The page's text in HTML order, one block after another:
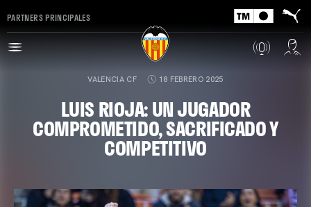
PARTNERS PRINCIPALES
VALENCIA CF 18 FEBRERO 2025
LUIS RIOJA: UN JUGADOR
COMPROMETIDO, SACRIFICADO Y
COMPETITIVO